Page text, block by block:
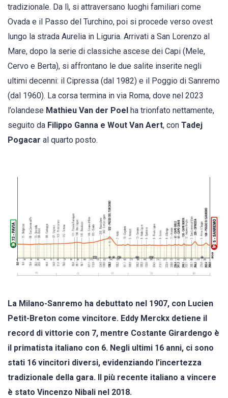
tradizionale. Da lì, si attraversano luoghi familiari come
Ovada e il Passo del Turchino, poi si procede verso ovest
lungo la strada Aurelia in Liguria. Arrivati a San Lorenzo al
Mare, dopo la serie di classiche ascese dei Capi (Mele,
Cervo e Berta), si affrontano le due salite inserite negli
ultimi decenni: il Cipressa (dal 1982) e il Poggio di Sanremo
(dal 1960). La corsa termina in via Roma, dove nel 2023
l’olandese Mathieu Van der Poel ha trionfato nettamente,
seguito da Filippo Ganna e Wout Van Aert, con Tadej
Pogacar al quarto posto.
La Milano-Sanremo ha debuttato nel 1907, con Lucien
Petit-Breton come vincitore. Eddy Merckx detiene il
record di vittorie con 7, mentre Costante Girardengo è
il primatista italiano con 6. Negli ultimi 16 anni, ci sono
stati 16 vincitori diversi, evidenziando l’incertezza
tradizionale della gara. Il più recente italiano a vincere
è stato Vincenzo Nibali nel 2018.